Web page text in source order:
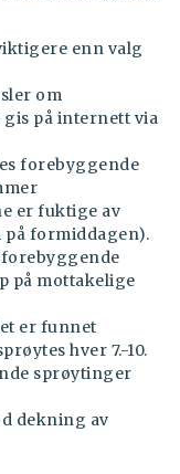
enn valg
om
på internett via
forebyggende
er fuktige av
formiddagen).
forebyggende
på mottakelige
er funnet
hver 7.-10.
sprøytinger
dekning av